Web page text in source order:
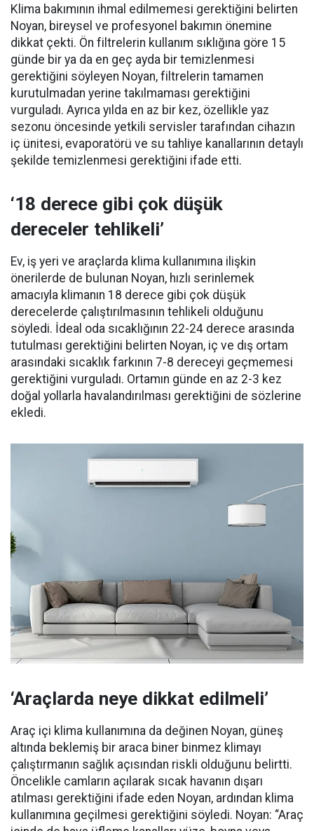
Klima bakımının ihmal edilmemesi gerektiğini belirten
Noyan, bireysel ve profesyonel bakımın önemine
dikkat çekti. Ön filtrelerin kullanım sıklığına göre 15
günde bir ya da en geç ayda bir temizlenmesi
gerektiğini söyleyen Noyan, filtrelerin tamamen
kurutulmadan yerine takılmaması gerektiğini
vurguladı. Ayrıca yılda en az bir kez, özellikle yaz
sezonu öncesinde yetkili servisler tarafından cihazın
iç ünitesi, evaporatörü ve su tahliye kanallarının detaylı
şekilde temizlenmesi gerektiğini ifade etti.
‘18 derece gibi çok düşük
dereceler tehlikeli’
Ev, iş yeri ve araçlarda klima kullanımına ilişkin
önerilerde de bulunan Noyan, hızlı serinlemek
amacıyla klimanın 18 derece gibi çok düşük
derecelerde çalıştırılmasının tehlikeli olduğunu
söyledi. İdeal oda sıcaklığının 22-24 derece arasında
tutulması gerektiğini belirten Noyan, iç ve dış ortam
arasındaki sıcaklık farkının 7-8 dereceyi geçmemesi
gerektiğini vurguladı. Ortamın günde en az 2-3 kez
doğal yollarla havalandırılması gerektiğini de sözlerine
ekledi.
‘Araçlarda neye dikkat edilmeli’
Araç içi klima kullanımına da değinen Noyan, güneş
altında beklemiş bir araca biner binmez klimayı
çalıştırmanın sağlık açısından riskli olduğunu belirtti.
Öncelikle camların açılarak sıcak havanın dışarı
atılması gerektiğini ifade eden Noyan, ardından klima
kullanımına geçilmesi gerektiğini söyledi. Noyan: “Araç